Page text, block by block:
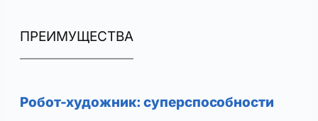
ПРЕИМУЩЕСТВА
Робот-художник: суперспособности